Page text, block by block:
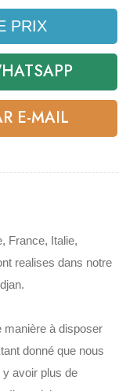
PRIX
E-MAIL
France, Italie,
realises dans notre
manière à disposer
donné que nous
avoir plus de